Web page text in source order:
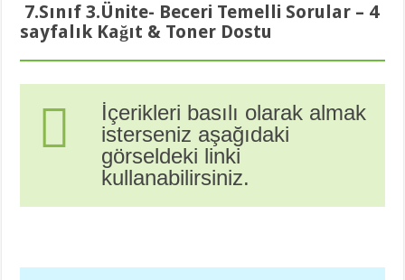
7.Sınıf 3.Ünite- Beceri Temelli Sorular – 4
sayfalık Kağıt & Toner Dostu
İçerikleri basılı olarak almak
isterseniz aşağıdaki
görseldeki linki
kullanabilirsiniz.